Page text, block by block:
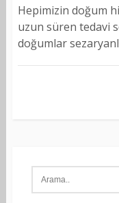
Hepimizin doğum
uzun süren tedavi
doğumlar